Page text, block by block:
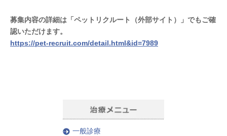
募集内容の詳細は「ペットリクルート（外部サイト）」でもご確
認いただけます。
https://pet-recruit.com/detail.html&id=7989
一般診療